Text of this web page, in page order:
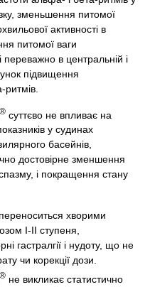
зменьшення питомої
активності в
питомої ваги
переважно в центральній і
підвищення
ритмів.
® суттєво не впливає на
у судинах
басейнів,
достовірне зменшення
і покращення стану
хворими
І-ІІ ступеня,
гастралгії і нудоту, що не
чи корекції дози.
® не викликає статистично